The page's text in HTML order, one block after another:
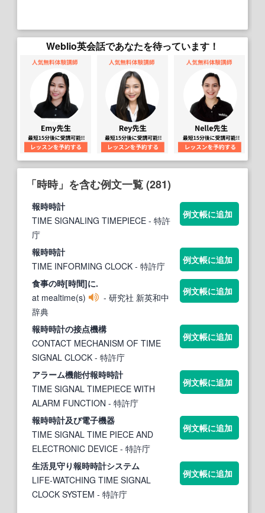
Weblio英会話であなたを待っています！
「時時」を含む例文一覧 (281)
報時時計
TIME SIGNALING TIMEPIECE - 特許
庁
例文帳に追加
報時時計
TIME INFORMING CLOCK - 特許庁
例文帳に追加
食事の時[時間]に.
at mealtime(s)
- 研究社 新英和中
辞典
例文帳に追加
報時時計の接点機構
CONTACT MECHANISM OF TIME
SIGNAL CLOCK - 特許庁
例文帳に追加
アラーム機能付報時時計
TIME SIGNAL TIMEPIECE WITH
ALARM FUNCTION - 特許庁
例文帳に追加
報時時計及び電子機器
TIME SIGNAL TIME PIECE AND
ELECTRONIC DEVICE - 特許庁
例文帳に追加
生活見守り報時時計システム
LIFE-WATCHING TIME SIGNAL
CLOCK SYSTEM - 特許庁
例文帳に追加